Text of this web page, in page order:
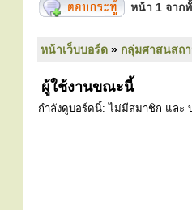
หน้า 1 จาก
หน้าเว็บบอร์ด » กลุ่มศาสนสถ
ผู้ใช้งานขณะนี้
กำลังดูบอร์ดนี้: ไม่มีสมาชิก และ